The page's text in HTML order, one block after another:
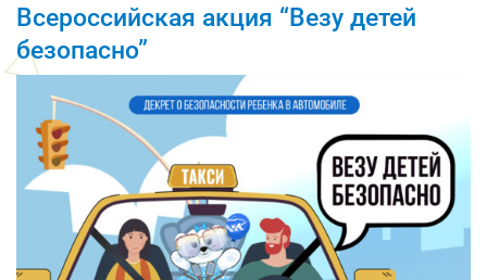
Всероссийская акция “Везу детей
безопасно”